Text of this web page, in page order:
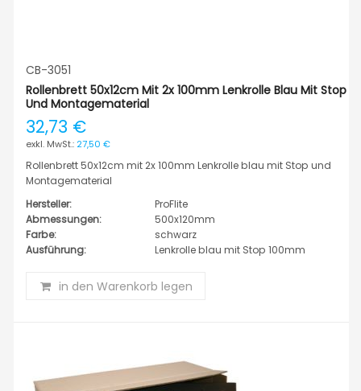
CB-3051
Rollenbrett 50x12cm Mit 2x 100mm Lenkrolle Blau Mit Stop
Und Montagematerial
32,73 €
27,50 €
Rollenbrett 50x12cm mit 2x 100mm Lenkrolle blau mit Stop und
Montagematerial
Hersteller:
ProFlite
Abmessungen:
500x120mm
Farbe:
schwarz
Ausführung:
Lenkrolle blau mit Stop 100mm
in den Warenkorb legen